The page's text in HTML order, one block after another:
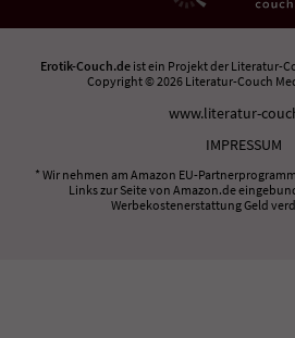
Erotik-Couch.de ist ein Projekt der Literatur-
Copyright © 2026 Literatur-Couch
www.literatur-
IMPRESSUM
* Wir nehmen am Amazon EU-
Links zur Seite von Amazon.de
Werbekostenerstattung Geld